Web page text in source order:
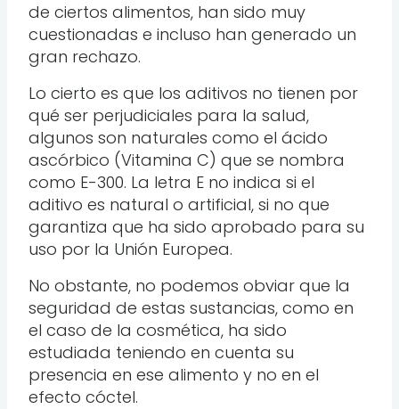
de ciertos alimentos, han sido muy
cuestionadas e incluso han generado un
gran rechazo.
Lo cierto es que los aditivos no tienen por
qué ser perjudiciales para la salud,
algunos son naturales como el ácido
ascórbico (Vitamina C) que se nombra
como E-300. La letra E no indica si el
aditivo es natural o artificial, si no que
garantiza que ha sido aprobado para su
uso por la Unión Europea.
No obstante, no podemos obviar que la
seguridad de estas sustancias, como en
el caso de la cosmética, ha sido
estudiada teniendo en cuenta su
presencia en ese alimento y no en el
efecto cóctel.